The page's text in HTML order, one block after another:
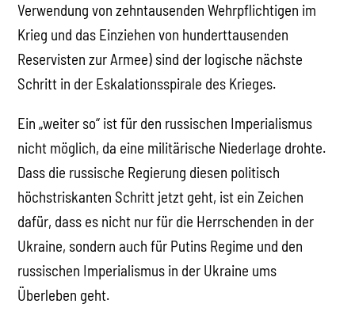
Verwendung von zehntausenden Wehrpflichtigen im
Krieg und das Einziehen von hunderttausenden
Reservisten zur Armee) sind der logische nächste
Schritt in der Eskalationsspirale des Krieges.
Ein „weiter so“ ist für den russischen Imperialismus
nicht möglich, da eine militärische Niederlage drohte.
Dass die russische Regierung diesen politisch
höchstriskanten Schritt jetzt geht, ist ein Zeichen
dafür, dass es nicht nur für die Herrschenden in der
Ukraine, sondern auch für Putins Regime und den
russischen Imperialismus in der Ukraine ums
Überleben geht.